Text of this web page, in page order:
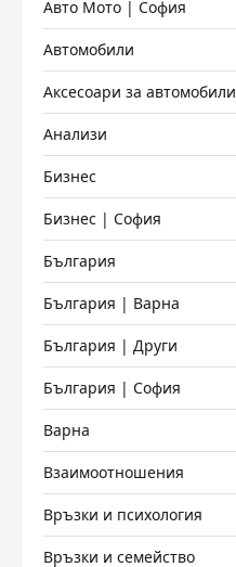
Авто Мото | София
Автомобили
Аксесоари за автомобили
Анализи
Бизнес
Бизнес | София
България
България | Варна
България | Други
България | София
Варна
Взаимоотношения
Връзки и психология
Връзки и семейство